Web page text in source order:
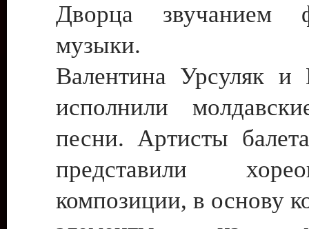
Дворца звучанием
музыки.
Валентина Урсуляк
исполнили
песни. Артисты
представили
композиции, в основу